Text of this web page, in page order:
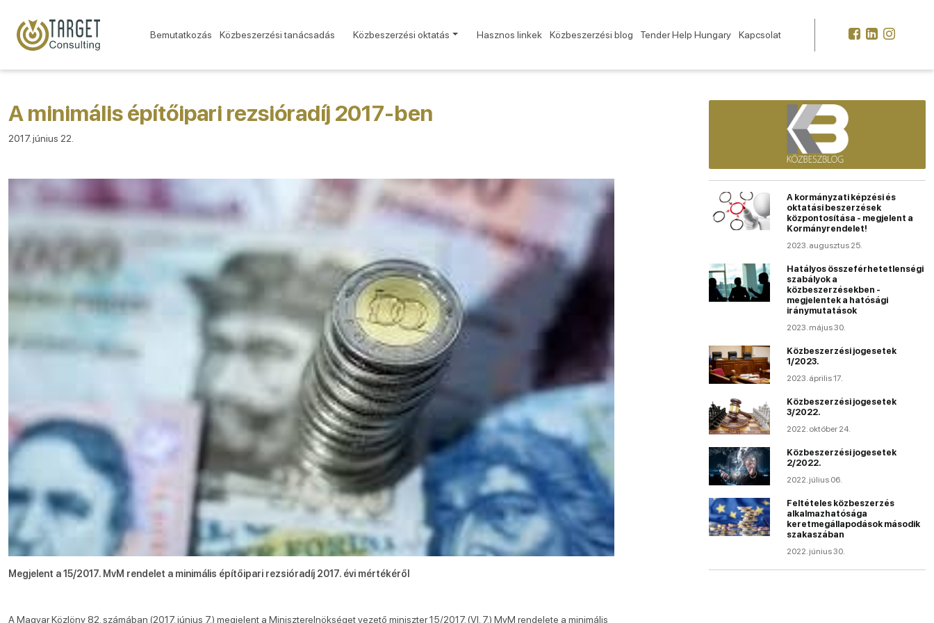
Bemutatkozás Közbeszerzési tanácsadás Közbeszerzési oktatás Hasznos linkek Közbeszerzési blog Tender Help Hungary Kapcsolat
A minimális építőipari rezsióradíj 2017-ben
2017. június 22.
Megjelent a 15/2017. MvM rendelet a minimális építőipari rezsióradíj 2017. évi mértékéről
A Magyar Közlöny 82. számában (2017. június 7.) megjelent a Miniszterelnökséget vezető miniszter 15/2017. (VI. 7.) MvM rendelete a minimális
A kormányzati képzési és
oktatási beszerzések
központosítása - megjelent a
Kormányrendelet!
2023. augusztus 25.
Hatályos összeférhetetlenségi
szabályok a
közbeszerzésekben -
megjelentek a hatósági
iránymutatások
2023. május 30.
Közbeszerzési jogesetek
1/2023.
2023. április 17.
Közbeszerzési jogesetek
3/2022.
2022. október 24.
Közbeszerzési jogesetek
2/2022.
2022. július 06.
Feltételes közbeszerzés
alkalmazhatósága
keretmegállapodások második
szakaszában
2022. június 30.